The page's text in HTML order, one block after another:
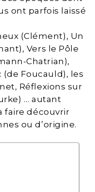
ont parfois laissé
(Clément), Un
Vers le Pôle
Chatrian),
(de Foucauld), les
Réflexions sur
… autant
faire découvrir
ou d’origine.